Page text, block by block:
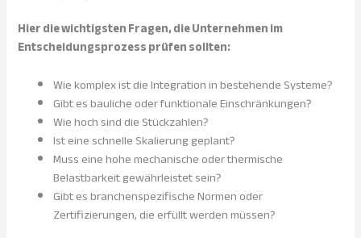
Hier die wichtigsten Fragen, die Unternehmen im
Entscheidungsprozess prüfen sollten:
Wie komplex ist die Integration in bestehende Systeme?
Gibt es bauliche oder funktionale Einschränkungen?
Wie hoch sind die Stückzahlen?
Ist eine schnelle Skalierung geplant?
Muss eine hohe mechanische oder thermische
Belastbarkeit gewährleistet sein?
Gibt es branchenspezifische Normen oder
Zertifizierungen, die erfüllt werden müssen?